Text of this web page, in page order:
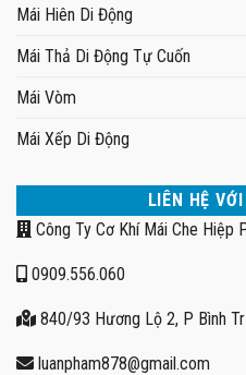
Mái Hiên Di Động
Mái Thả Di Động Tự Cuốn
Mái Vòm
Mái Xếp Di Động
LIÊN HỆ
Công Ty Cơ Khí Mái Che Hiệp
0909.556.060
840/93 Hương Lộ 2, P Bình
luanpham878@gmail.com